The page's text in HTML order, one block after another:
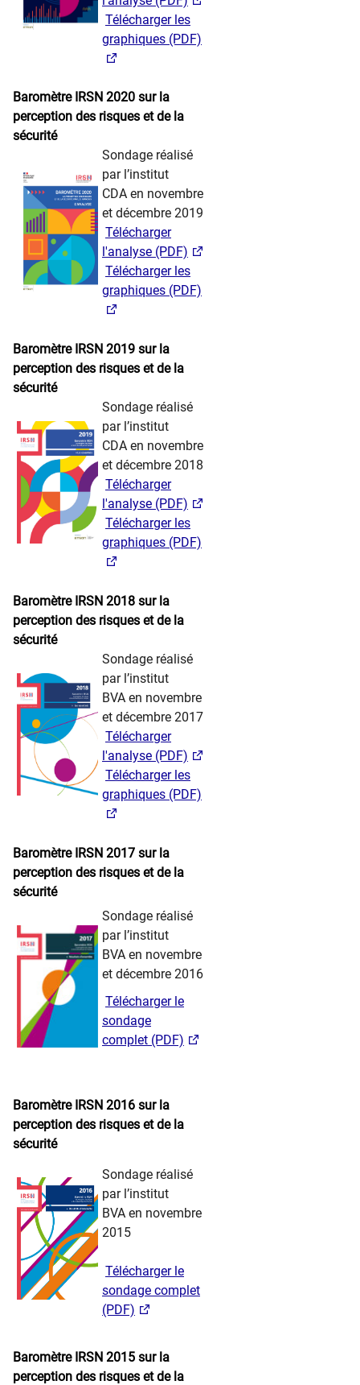
Télécharger les
graphiques (PDF)
Baromètre IRSN 2020 sur la
perception des risques et de la
sécurité
Sondage réalisé
par l’institut
CDA en novembre
et décembre 2019
Télécharger
l'analyse (PDF)
Télécharger les
graphiques (PDF)
Baromètre IRSN 2019 sur la
perception des risques et de la
sécurité
Sondage réalisé
par l’institut
CDA en novembre
et décembre 2018
Télécharger
l'analyse (PDF)
Télécharger les
graphiques (PDF)
Baromètre IRSN 2018 sur la
perception des risques et de la
sécurité
​Sondage réalisé
par l’institut
BVA en novembre
et décembre 2017
Télécharger
l'analyse (PDF)
Télécharger les
gra​phiques (PDF)
Baromètre IRSN 2017 sur la
perception des risques et de la
sécurité
Sondage réalisé
par l’institut
BVA en novembre
et décembre 2016
Télécharger le
sonda​ge
complet (PDF)
Baromètre IRSN 2016 sur la
perception des risques et de la
sécurité
Sondage réalisé
par l’institut
BVA en novembre
2015
Télécharger le
sondage complet
(PDF)
Baromètre IRSN 2015 sur la
perception des risques et de la